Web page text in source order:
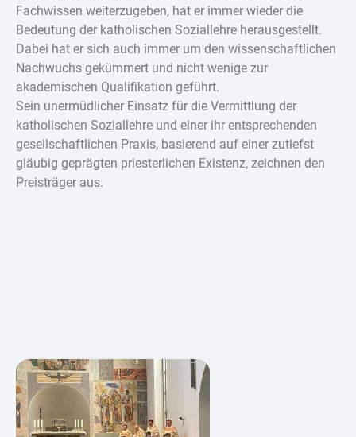
Fachwissen weiterzugeben, hat er immer wieder die
Bedeutung der katholischen Soziallehre herausgestellt.
Dabei hat er sich auch immer um den wissenschaftlichen
Nachwuchs gekümmert und nicht wenige zur
akademischen Qualifikation geführt.
Sein unermüdlicher Einsatz für die Vermittlung der
katholischen Soziallehre und einer ihr entsprechenden
gesellschaftlichen Praxis, basierend auf einer zutiefst
gläubig geprägten priesterlichen Existenz, zeichnen den
Preisträger aus.